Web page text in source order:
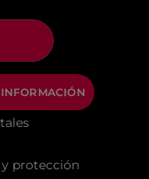
protección